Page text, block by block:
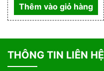
Thêm vào giỏ hàng
THÔNG TIN LIÊN HỆ